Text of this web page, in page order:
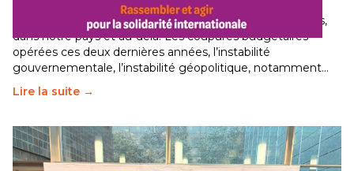
Le secteur humanitaire connaît des difficultés profondes,
dans notre pays et au-delà. Les coupures budgétaires
opérées ces deux dernières années, l’instabilité
gouvernementale, l’instabilité géopolitique, notamment…
Lire la suite →